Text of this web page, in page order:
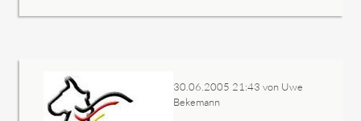
30.06.2005 21:43 von Uwe
Bekemann